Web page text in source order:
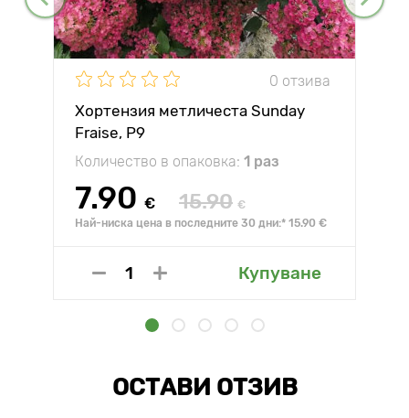
0 отзива
Хортензия метличеста Sunday
Fraise, P9
Количество в опаковка: 1 раз
7.90 € 15.90 €
Най-ниска цена в последните 30 дни:* 15.90 €
Купуване
ОСТАВИ ОТЗИВ